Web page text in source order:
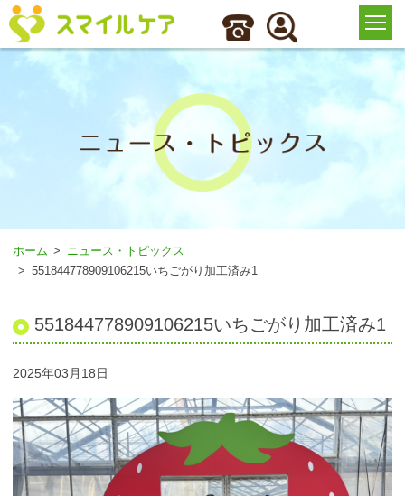
ホーム
ニュース・トピックス
551844778909106215いちごがり加工済み1
551844778909106215いちごがり加工済み1
2025年03月18日